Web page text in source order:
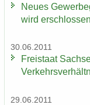
Neues
wird er­schlos­sen
30.06.2011
Frei­staat
29.06.2011